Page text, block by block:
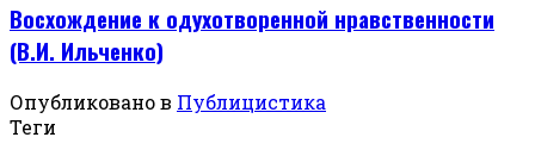
Восхождение к одухотворенной нравственности
(В.И. Ильченко)
Опубликовано в Публицистика
Теги